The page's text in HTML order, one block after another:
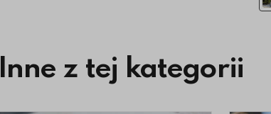
Inne z tej kategorii